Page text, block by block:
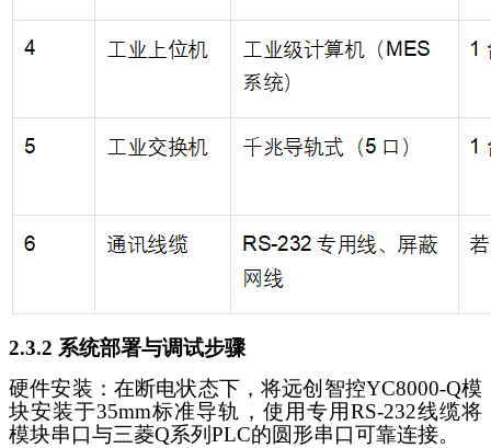
2.3.2 系统部署与调试步骤
硬件安装：在断电状态下，将远创智控YC8000-Q模
块安装于35mm标准导轨，使用专用RS-232线缆将
模块串口与三菱Q系列PLC的圆形串口可靠连接。